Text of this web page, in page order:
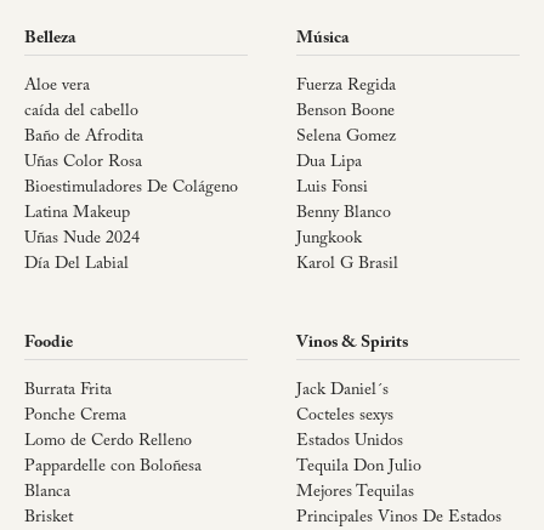
Belleza
Aloe vera
caída del cabello
Baño de Afrodita
Uñas Color Rosa
Bioestimuladores De Colágeno
Latina Makeup
Uñas Nude 2024
Día Del Labial
Música
Fuerza Regida
Benson Boone
Selena Gomez
Dua Lipa
Luis Fonsi
Benny Blanco
Jungkook
Karol G Brasil
Foodie
Burrata Frita
Ponche Crema
Lomo de Cerdo Relleno
Pappardelle con Boloñesa
Blanca
Brisket
Vinos & Spirits
Jack Daniel´s
Cocteles sexys
Estados Unidos
Tequila Don Julio
Mejores Tequilas
Principales Vinos De Estados